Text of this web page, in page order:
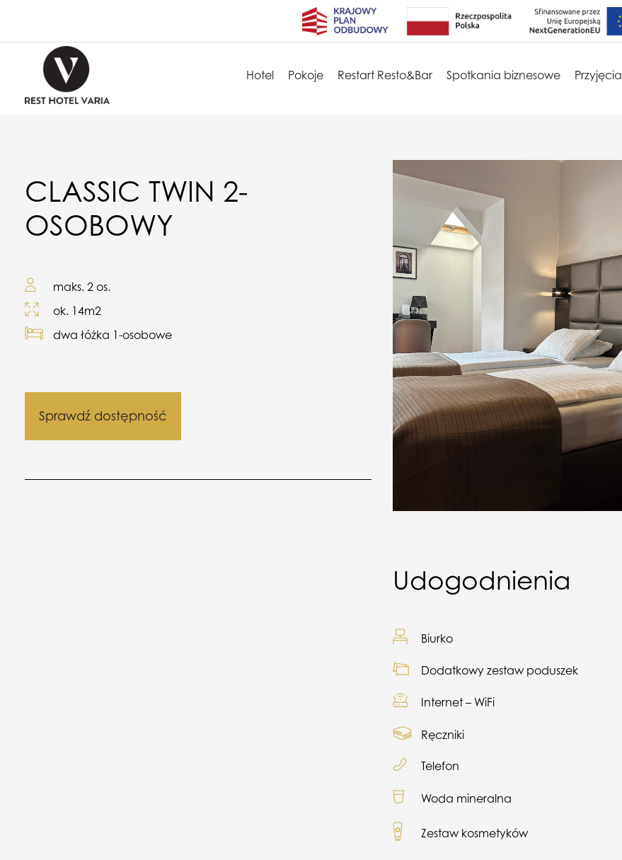
Hotel Pokoje Restart Resto&Bar Spotkania biznesowe Przyjęcia
CLASSIC TWIN 2-
OSOBOWY
maks. 2 os.
ok. 14m2
dwa łóżka 1-osobowe
Sprawdź dostępność
Udogodnienia
Biurko
Dodatkowy zestaw poduszek
Internet – WiFi
Ręczniki
Telefon
Woda mineralna
Zestaw kosmetyków